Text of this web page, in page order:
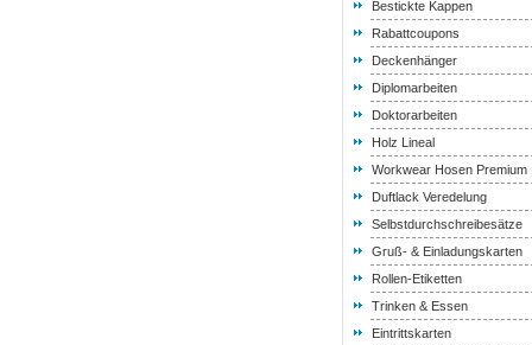
Bestickte Kappen
Rabattcoupons
Deckenhänger
Diplomarbeiten
Doktorarbeiten
Holz Lineal
Workwear Hosen Premium
Duftlack Veredelung
Selbstdurchschreibesätze
Gruß- & Einladungskarten
Rollen-Etiketten
Trinken & Essen
Eintrittskarten